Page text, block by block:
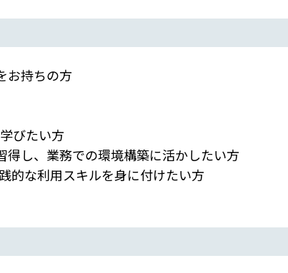
お持ちの方
びたい方
し、業務での環境構築に活かしたい方
的な利用スキルを身に付けたい方